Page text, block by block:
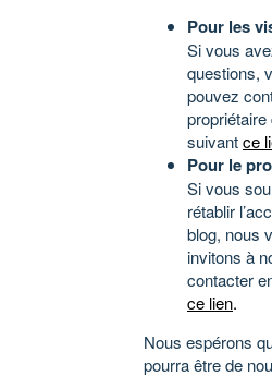
Pour les
Si vous
questions,
pouvez
propriétaire
suivantce
Pour le
Si vous
rétablir
blog, nous
invitons à
contacter
ce lien.
Nous espérons
pourra être de